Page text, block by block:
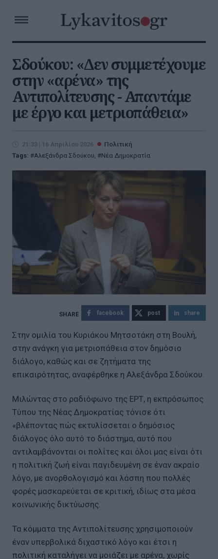
Σδούκου: «Δεν συμμετέχουμε
στην «αρένα» της
Αντιπολίτευσης - Απαντάμε
με έργο και μετριοπάθεια»
21:33 | 16 Απριλίου 2026
Πολιτική
Tags:
Αλεξάνδρα Σδούκου, Νέα Δημοκρατία
facebook post share
Στην ομιλία του Κυριάκου Μητσοτάκη στη Βουλή,
στην ανάγκη για μετριοπάθεια στον δημόσιο
διάλογο, καθώς και σε ζητήματα της
επικαιρότητας, αναφέρθηκε η Αλεξάνδρα Σδούκου.
Μιλώντας στο ραδιόφωνο της ΕΡΤ, η εκπρόσωπος
Τύπου της Νέας Δημοκρατίας τόνισε ότι
«βλέποντας πώς εκτυλίσσεται ο δημόσιος
διάλογος όλο αυτό το διάστημα, αυτό που
αντιλαμβάνονται οι πολίτες και όλοι μας είναι ότι
η πολιτική ζωή είναι παγιδευμένη σε έναν ακραίο
λόγο, με ανορθολογισμό και λάσπη που πολλές
φορές μασκαρεύεται σε κριτική, ιδίως στα μέσα
κοινωνικής δικτύωσης.
Τα κόμματα της Αντιπολίτευσης χρησιμοποιούν
έναν υπερβολικά διχαστικό λόγο και έτσι η
πολιτική καταλήγει να μοιάζει με αρένα, χωρίς